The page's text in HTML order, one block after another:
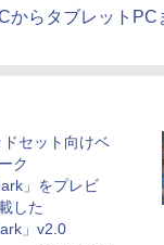
からタブレット
セット向けベ
ク
」をプレビ
した
」v2.0